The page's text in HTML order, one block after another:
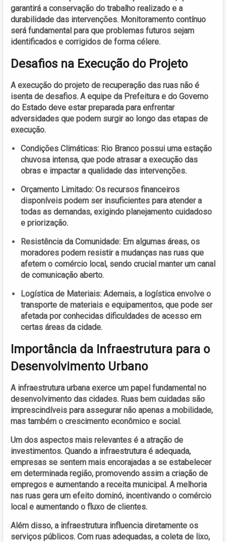
garantirá a conservação do trabalho realizado e a
durabilidade das intervenções. Monitoramento contínuo
será fundamental para que problemas futuros sejam
identificados e corrigidos de forma célere.
Desafios na Execução do Projeto
A execução do projeto de recuperação das ruas não é
isenta de desafios. A equipe da Prefeitura e do Governo
do Estado deve estar preparada para enfrentar
adversidades que podem surgir ao longo das etapas de
execução.
Condições Climáticas: Rio Branco possui uma estação
chuvosa intensa, que pode atrasar a execução das
obras e impactar a qualidade das intervenções.
Orçamento Limitado: Os recursos financeiros
disponíveis podem ser insuficientes para atender a
todas as demandas, exigindo planejamento cuidadoso
e priorização.
Resistência da Comunidade: Em algumas áreas, os
moradores podem resistir a mudanças nas ruas que
afetem o comércio local, sendo crucial manter um canal
de comunicação aberto.
Logística de Materiais: Ademais, a logística envolve o
transporte de materiais e equipamentos, que pode ser
afetada por conhecidas dificuldades de acesso em
certas áreas da cidade.
Importância da Infraestrutura para o
Desenvolvimento Urbano
A infraestrutura urbana exerce um papel fundamental no
desenvolvimento das cidades. Ruas bem cuidadas são
imprescindíveis para assegurar não apenas a mobilidade,
mas também o crescimento econômico e social.
Um dos aspectos mais relevantes é a atração de
investimentos. Quando a infraestrutura é adequada,
empresas se sentem mais encorajadas a se estabelecer
em determinada região, promovendo assim a criação de
empregos e aumentando a receita municipal. A melhoria
nas ruas gera um efeito dominó, incentivando o comércio
local e aumentando o fluxo de clientes.
Além disso, a infraestrutura influencia diretamente os
serviços públicos. Com ruas adequadas, a coleta de lixo,